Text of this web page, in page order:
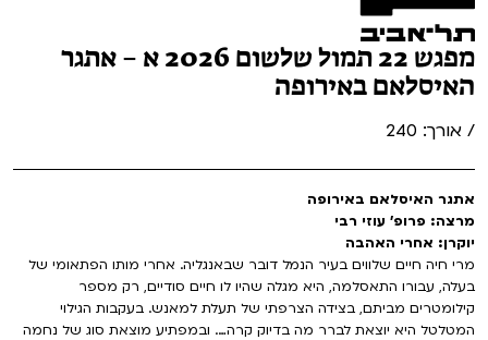
מפגש 22 תמול שלשום 2026 א – אתגר
האיסלאם באירופה
/ אורך: 240
אתגר האיסלאם באירופה
מרצה: פרופ' עוזי רבי
יוקרן: אחרי האהבה
מרי חיה חיים שלווים בעיר הנמל דובר שבאנגליה. אחרי מותו הפתאומי של
בעלה, עבורו התאסלמה, היא מגלה שהיו לו חיים סודיים, רק מספר
קילומטרים מביתם, בצידה הצרפתי של תעלת למאנש. בעקבות הגילוי
המטלטל היא יוצאת לברר מה בדיוק קרה…. ובמפתיע מוצאת סוג של נחמה